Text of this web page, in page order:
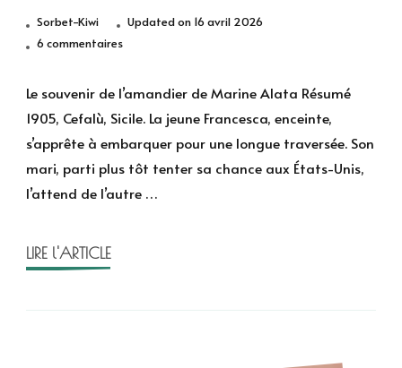
Sorbet-Kiwi Updated on 16 avril 2026
6 commentairessur
souvenir
l’amandier
de
Marine
Alata
Le souvenir de l’amandier de Marine Alata Résumé
1905, Cefalù, Sicile. La jeune Francesca, enceinte,
s’apprête à embarquer pour une longue traversée. Son
mari, parti plus tôt tenter sa chance aux États-Unis,
l’attend de l’autre …
LIRE l'ARTICLE